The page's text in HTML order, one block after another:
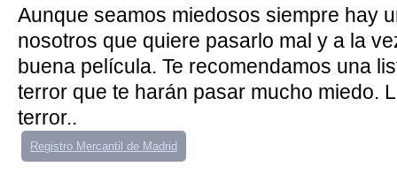
Aunque seamos miedosos siempre hay
nosotros que quiere pasarlo mal y a la
buena película. Te recomendamos una
terror que te harán pasar mucho miedo.
terror..
Registro Mercantil de Madrid